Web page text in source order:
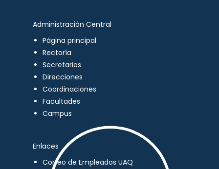
Administración Central
Página principal
Rectoría
Secretarios
Direcciones
Coordinaciones
Facultades
Campus
Enlaces
Correo de Empleados UAQ